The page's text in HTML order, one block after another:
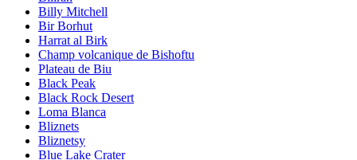
Billy Mitchell
Bir Borhut
Harrat al Birk
Champ volcanique de Bishoftu
Plateau de Biu
Black Peak
Black Rock Desert
Loma Blanca
Bliznets
Bliznetsy
Blue Lake Crater